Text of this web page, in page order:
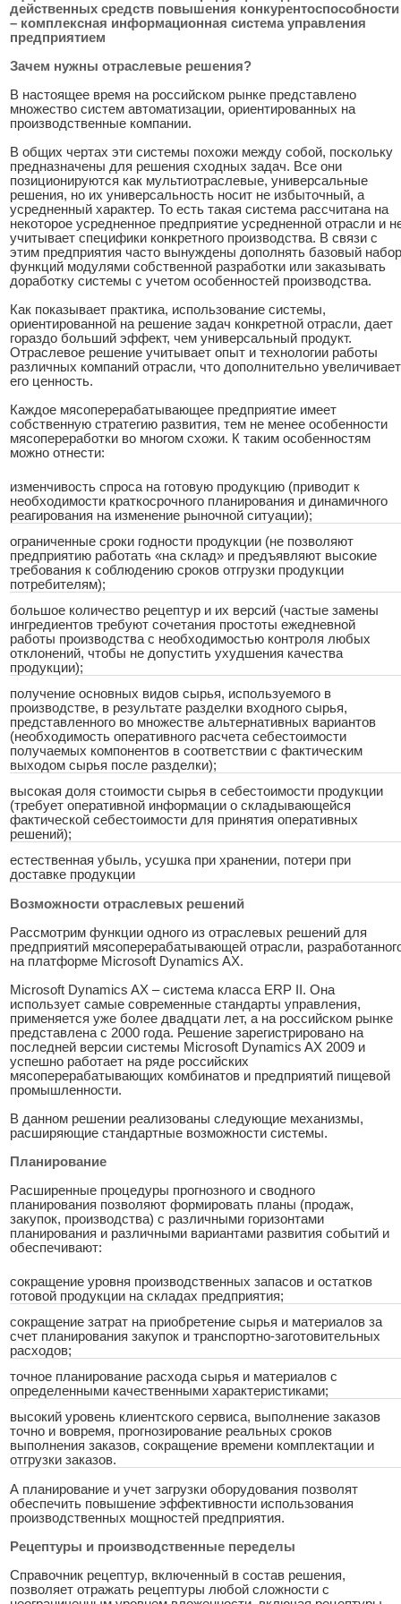
действенных средств повышения конкурентоспособности
– комплексная информационная система управления
предприятием
Зачем нужны отраслевые решения?
В настоящее время на российском рынке представлено
множество систем автоматизации, ориентированных на
производственные компании.
В общих чертах эти системы похожи между собой, поскольку
предназначены для решения сходных задач. Все они
позиционируются как мультиотраслевые, универсальные
решения, но их универсальность носит не избыточный, а
усредненный характер. То есть такая система рассчитана на
некоторое усредненное предприятие усредненной отрасли и
учитывает специфики конкретного производства. В связи с
этим предприятия часто вынуждены дополнять базовый набор
функций модулями собственной разработки или заказывать
доработку системы с учетом особенностей производства.
Как показывает практика, использование системы,
ориентированной на решение задач конкретной отрасли, дает
гораздо больший эффект, чем универсальный продукт.
Отраслевое решение учитывает опыт и технологии работы
различных компаний отрасли, что дополнительно увеличивает
его ценность.
Каждое мясоперерабатывающее предприятие имеет
собственную стратегию развития, тем не менее особенности
мясопереработки во многом схожи. К таким особенностям
можно отнести:
изменчивость спроса на готовую продукцию (приводит к
необходимости краткосрочного планирования и динамичного
реагирования на изменение рыночной ситуации);
ограниченные сроки годности продукции (не позволяют
предприятию работать «на склад» и предъявляют высокие
требования к соблюдению сроков отгрузки продукции
потребителям);
большое количество рецептур и их версий (частые замены
ингредиентов требуют сочетания простоты ежедневной
работы производства с необходимостью контроля любых
отклонений, чтобы не допустить ухудшения качества
продукции);
получение основных видов сырья, используемого в
производстве, в результате разделки входного сырья,
представленного во множестве альтернативных вариантов
(необходимость оперативного расчета себестоимости
получаемых компонентов в соответствии с фактическим
выходом сырья после разделки);
высокая доля стоимости сырья в себестоимости продукции
(требует оперативной информации о складывающейся
фактической себестоимости для принятия оперативных
решений);
естественная убыль, усушка при хранении, потери при
доставке продукции
Возможности отраслевых решений
Рассмотрим функции одного из отраслевых решений для
предприятий мясоперерабатывающей отрасли,
на платформе Microsoft Dynamics AX.
Microsoft Dynamics AX – система класса ERP II. Она
использует самые современные стандарты управления,
применяется уже более двадцати лет, а на российском рынке
представлена с 2000 года. Решение зарегистрировано на
последней версии системы Microsoft Dynamics AX 2009 и
успешно работает на ряде российских
мясоперерабатывающих комбинатов и предприятий пищевой
промышленности.
В данном решении реализованы следующие механизмы,
расширяющие стандартные возможности системы.
Планирование
Расширенные процедуры прогнозного и сводного
планирования позволяют формировать планы (продаж,
закупок, производства) с различными горизонтами
планирования и различными вариантами развития событий и
обеспечивают:
сокращение уровня производственных запасов и остатков
готовой продукции на складах предприятия;
сокращение затрат на приобретение сырья и материалов за
счет планирования закупок и транспортно-заготовительных
расходов;
точное планирование расхода сырья и материалов с
определенными качественными характеристиками;
высокий уровень клиентского сервиса, выполнение заказов
точно и вовремя, прогнозирование реальных сроков
выполнения заказов, сокращение времени комплектации и
отгрузки заказов.
А планирование и учет загрузки оборудования позволят
обеспечить повышение эффективности использования
производственных мощностей предприятия.
Рецептуры и производственные переделы
Справочник рецептур, включенный в состав решения,
позволяет отражать рецептуры любой сложности с